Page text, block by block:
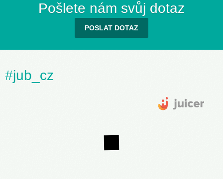
Pošlete nám svůj dotaz
POSLAT DOTAZ
#jub_cz